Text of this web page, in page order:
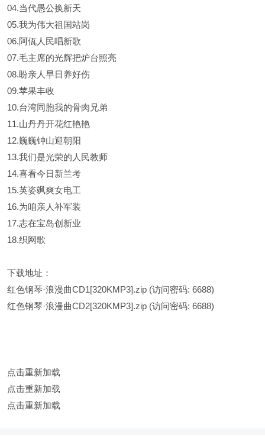
04.当代愚公换新天
05.我为伟大祖国站岗
06.阿佤人民唱新歌
07.毛主席的光辉把炉台照亮
08.盼亲人早日养好伤
09.苹果丰收
10.台湾同胞我的骨肉兄弟
11.山丹丹开花红艳艳
12.巍巍钟山迎朝阳
13.我们是光荣的人民教师
14.喜看今日新兰考
15.英姿飒爽女电工
16.为咱亲人补军装
17.志在宝岛创新业
18.织网歌
下载地址：
红色钢琴·浪漫曲CD1[320KMP3].zip (访问密码: 6688)
红色钢琴·浪漫曲CD2[320KMP3].zip (访问密码: 6688)
点击重新加载
点击重新加载
点击重新加载